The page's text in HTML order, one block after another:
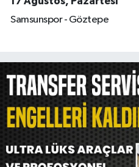
Samsunspor - Göztepe